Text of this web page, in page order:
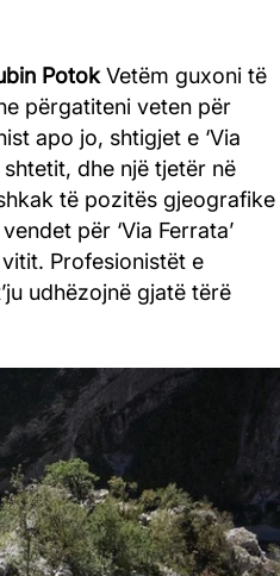
PotokVetëm guxoni të
përgatiteni veten për
apo jo, shtigjet e ‘Via
shtetit, dhe një tjetër në
të pozitës gjeografike
për ‘Via Ferrata’
Profesionistët e
udhëzojnë gjatë tërë